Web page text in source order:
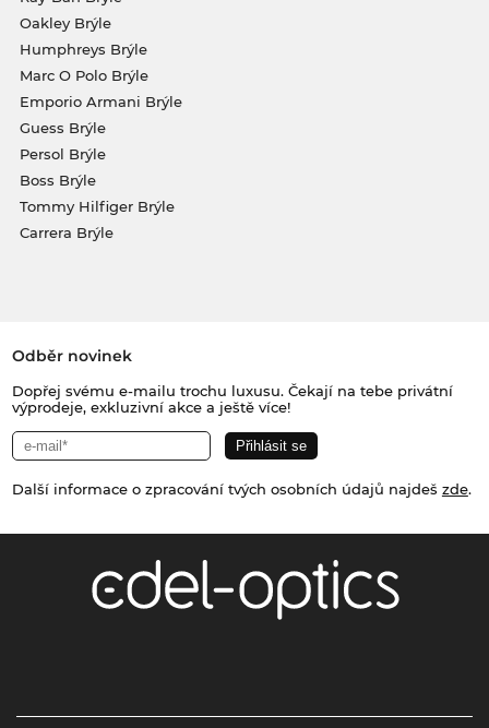
Oakley Brýle
Humphreys Brýle
Marc O Polo Brýle
Emporio Armani Brýle
Guess Brýle
Persol Brýle
Boss Brýle
Tommy Hilfiger Brýle
Carrera Brýle
Odběr novinek
Dopřej svému e-mailu trochu luxusu. Čekají na tebe privátní
výprodeje, exkluzivní akce a ještě více!
Další informace o zpracování tvých osobních údajů najdeš zde.